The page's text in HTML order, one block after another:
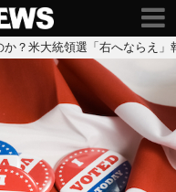
か？米大統領選「右へならえ」